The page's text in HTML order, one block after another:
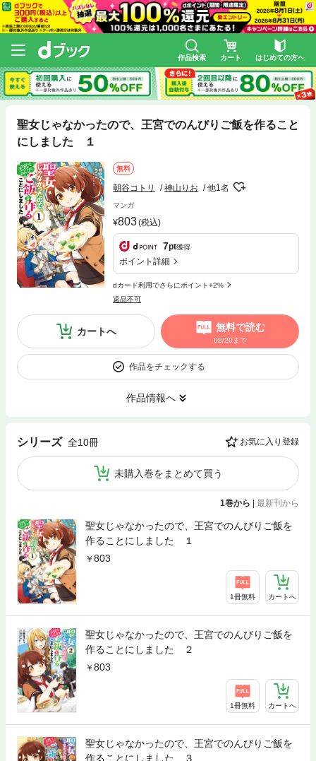
作品検索 カート はじめての方へ
聖女じゃなかったので、王宮でのんびりご飯を作ること
にしました １
無料
朝谷コトリ 神山りお 他1名
マンガ
803(税込)
7pt獲得
ポイント詳細
dカード利用でさらにポイント+2%
返品不可
カートへ 無料で読む
08/20まで
作品をチェックする
作品情報へ
シリーズ 全10冊 お気に入り登録
未購入巻をまとめて買う
1巻から 最新刊から
聖女じゃなかったので、王宮でのんびりご飯を
作ることにしました １
803
1冊無料 カートへ
聖女じゃなかったので、王宮でのんびりご飯を
作ることにしました ２
803
1冊無料 カートへ
聖女じゃなかったので、王宮でのんびりご飯を
作ることにしました ３